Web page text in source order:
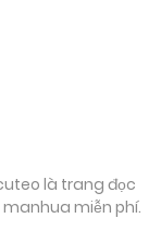
là trang đọc
miễn phí.